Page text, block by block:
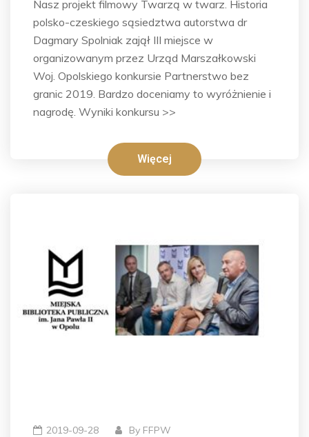
Nasz projekt filmowy Twarzą w twarz. Historia
polsko-czeskiego sąsiedztwa autorstwa dr
Dagmary Spolniak zajął III miejsce w
organizowanym przez Urząd Marszałkowski
Woj. Opolskiego konkursie Partnerstwo bez
granic 2019. Bardzo doceniamy to wyróżnienie i
nagrodę. Wyniki konkursu >>
Więcej
2019-09-28 By FFPW